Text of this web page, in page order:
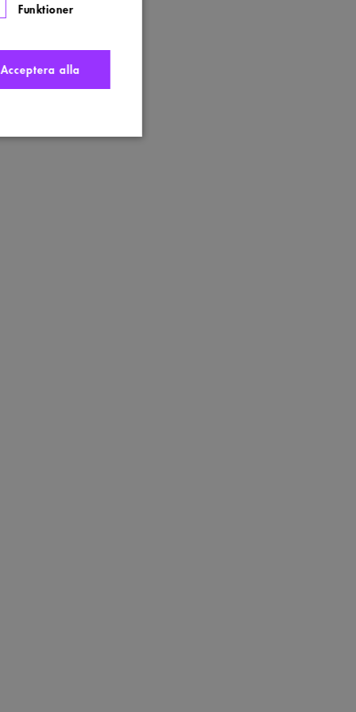
Funktioner
Acceptera alla
användas ordentligt
en viktig uppdatering
unika användare
Den ingår i varje
och kampanjdata för
och tillhandahålla
är fördelaktigt för
webbplats.